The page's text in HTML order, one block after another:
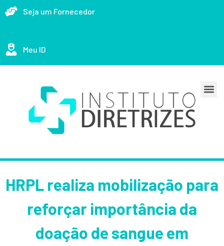
Seja um Fornecedor
Meu ID
HRPL realiza mobilização para
reforçar importância da
doação de sangue em